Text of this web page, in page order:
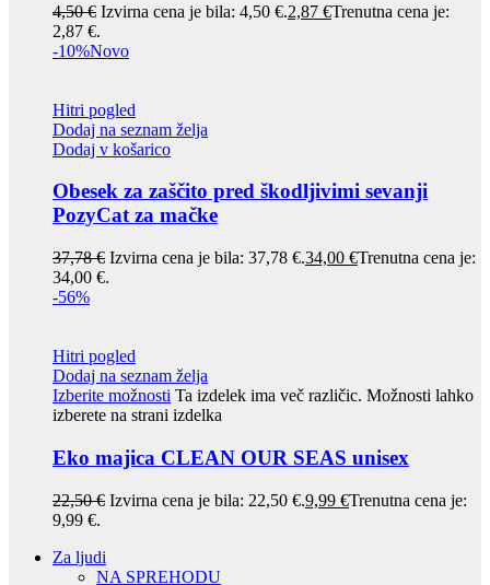
4,50€ Izvirna cena je bila: 4,50 €.2,87 €Trenutna cena je:
2,87 €.
-10%Novo
Hitri pogled
Dodaj na seznam želja
Dodaj v košarico
Obesek za zaščito pred škodljivimi sevanji
PozyCat za mačke
37,78€ Izvirna cena je bila: 37,78 €.34,00 €Trenutna cena je:
34,00 €.
-56%
Hitri pogled
Dodaj na seznam želja
Izberite možnosti Ta izdelek ima več različic. Možnosti lahko
izberete na strani izdelka
Eko majica CLEAN OUR SEAS unisex
22,50€ Izvirna cena je bila: 22,50 €.9,99 €Trenutna cena je:
9,99 €.
Za ljudi
NA SPREHODU